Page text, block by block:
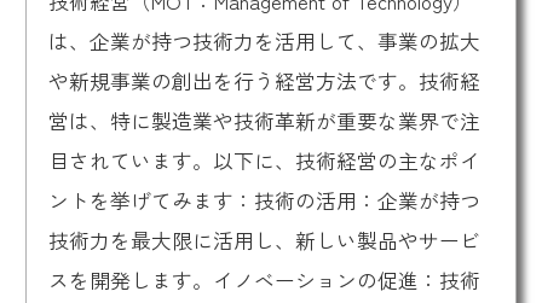
は、企業が持つ技術力を活用して、事業の拡大
や新規事業の創出を行う経営方法です。技術経
営は、特に製造業や技術革新が重要な業界で注
目されています。以下に、技術経営の主なポイ
ントを挙げてみます：技術の活用：企業が持つ
技術力を最大限に活用し、新しい製品やサービ
スを開発します。イノベーションの促進：技術